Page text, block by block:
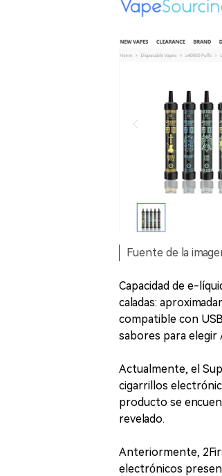
Fuente de la
Capacidad de e-
caladas:
compatible con
sabores para elegir
Actualmente, el
cigarrillos
producto se
revelado.
Anteriormente,
electrónicos